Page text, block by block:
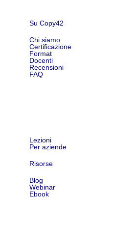
Su Copy42
Chi siamo
Certificazione
Format
Docenti
Recensioni
FAQ
Lezioni
Per aziende
Risorse
Blog
Webinar
Ebook